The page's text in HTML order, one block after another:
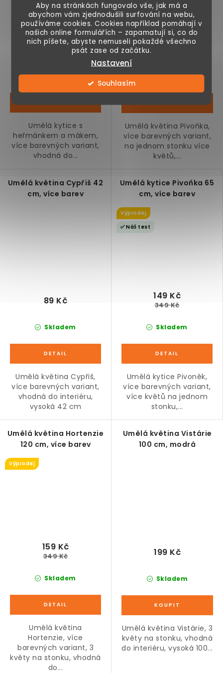
Aby na stránkách fungovalo vše, jak má a
abychom vám zjednodušili surfování na webu,
používáme cookies. Cookies například pomáhají v
našich online formulářích – zapamatují si, co do
nich píšete, abyste nemuseli pokaždé všechno
psát zase od začátku.
Nastavení
Souhlasím
Skladem
99 Kč
Umělá kytice s
heřmánkem a mákem,
více barevných variant,
vhodná do...
Skladem
79 Kč
Umělá květina Pivoňka,
více barevných variant,
na jednom stonku více
květů,...
Umělá květina Cypřiš 42
cm, více barev
Skladem
89 Kč
Umělá květina Cypřiš,
více barevných variant,
vhodná do interiéru,
vysoká 42 cm
Umělá kytice Pivoňka 65
cm, více barev
Výprodej
✅ Náš test
Skladem
149 Kč
349 Kč
Umělá kytice Pivoněk,
více barevných variant,
více květů na jednom
stonku,...
Umělá květina Hortenzie
120 cm, více barev
Výprodej
Skladem
159 Kč
349 Kč
Umělá květina
Hortenzie, více
barevných variant, 3
květy na stonku, vhodná
do...
Umělá květina Vistárie
100 cm, modrá
Skladem
199 Kč
Umělá květina Vistárie, 3
květy na stonku, vhodná
do interiéru, vysoká 100...